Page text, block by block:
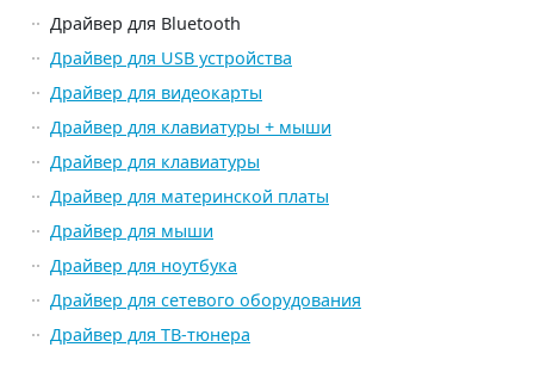
Драйвер для Bluetooth
Драйвер для USB устройства
Драйвер для видеокарты
Драйвер для клавиатуры + мыши
Драйвер для клавиатуры
Драйвер для материнской платы
Драйвер для мыши
Драйвер для ноутбука
Драйвер для сетевого оборудования
Драйвер для ТВ-тюнера